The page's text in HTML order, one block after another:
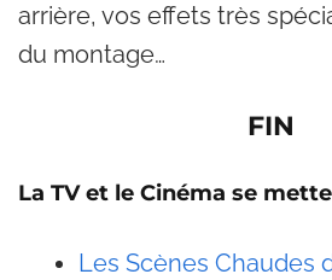
arrière, vos effets très
du montage…
FIN
La TV et le Cinéma se
Les Scènes Chaudes